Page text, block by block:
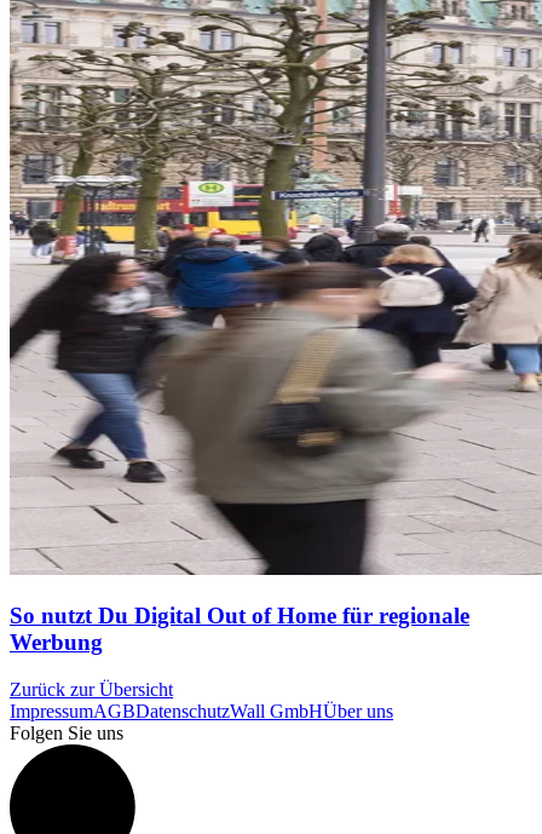
So nutzt Du Digital Out of Home für regionale
Werbung
Zurück zur Übersicht
ImpressumAGBDatenschutzWall GmbHÜber uns
Folgen Sie uns